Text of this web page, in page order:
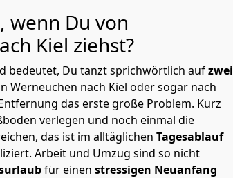
wenn Du von
Kiel ziehst?
bedeutet, Du tanzt sprichwörtlich aufzwei
Werneuchen nach Kiel oder sogar nach
das erste große Problem. Kurz
verlegen und noch einmal die
das ist im alltäglichen Tagesablauf
Arbeit und Umzug sind so nicht
für einen stressigen Neuanfang